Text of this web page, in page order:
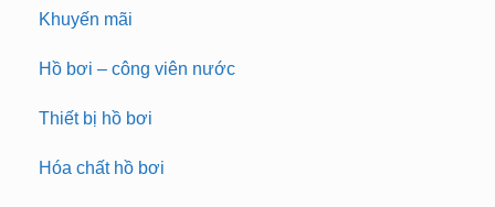
Khuyến mãi
Hồ bơi – công viên nước
Thiết bị hồ bơi
Hóa chất hồ bơi